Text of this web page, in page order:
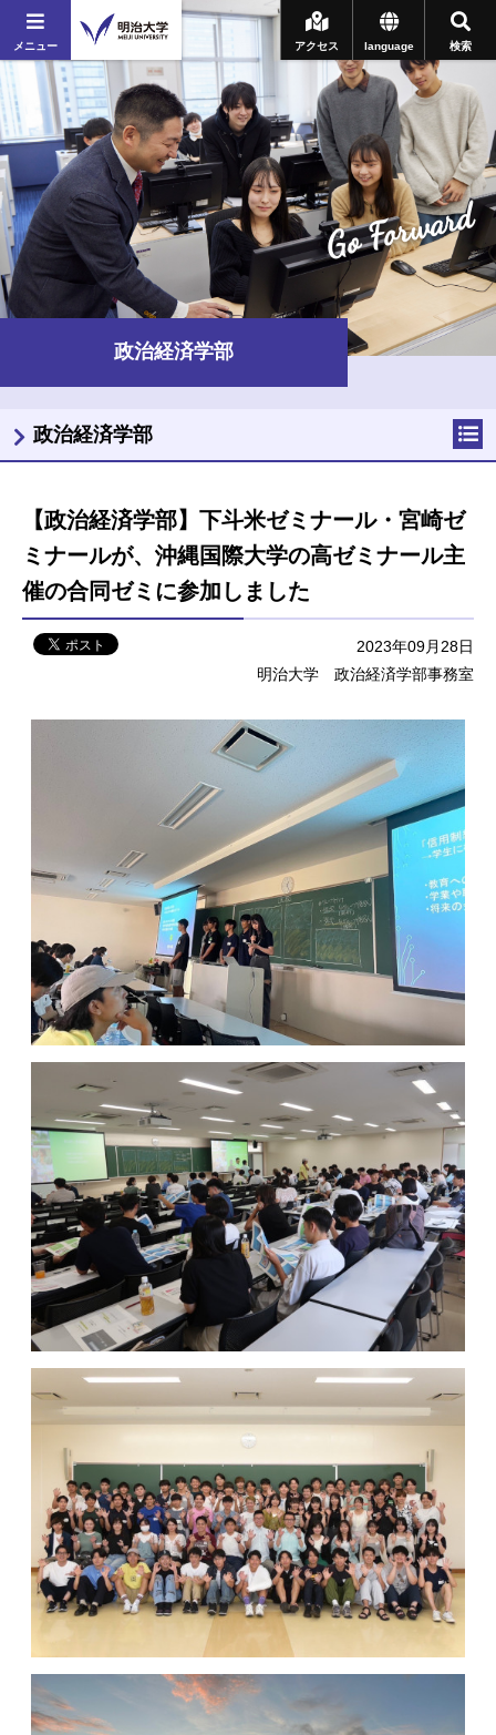
メニュー 検索
language
アクセス
Go Forward
政治経済学部
【政治経済学部】下斗米ゼミナール・宮崎ゼ
ミナールが、沖縄国際大学の高ゼミナール主
催の合同ゼミに参加しました
2023年09月28日
明治大学 政治経済学部事務室
政治経済学部